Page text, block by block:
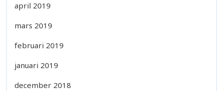
april 2019
mars 2019
februari 2019
januari 2019
december 2018